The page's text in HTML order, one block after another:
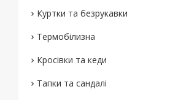
Куртки та безрукавки
Термобілизна
Кросівки та кеди
Тапки та сандалі